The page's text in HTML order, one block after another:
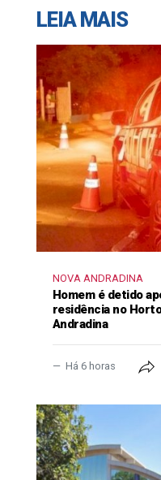
LEIA MAIS
NOVA ANDRADINA
Homem é detido
residência no
Andradina
Há 6 horas